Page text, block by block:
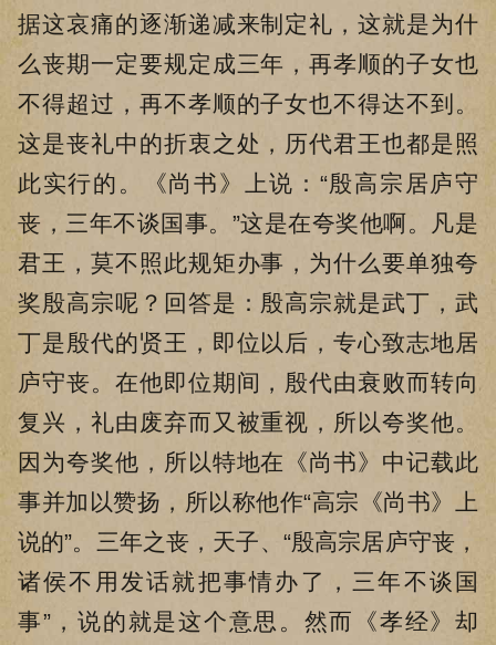
据这哀痛的逐渐递减来制定礼，这就是为什
么丧期一定要规定成三年，再孝顺的子女也
不得超过，再不孝顺的子女也不得达不到。
这是丧礼中的折衷之处，历代君王也都是照
此实行的。《尚书》上说：“殷高宗居庐守
丧，三年不谈国事。”这是在夸奖他啊。凡是
君王，莫不照此规矩办事，为什么要单独夸
奖殷高宗呢？回答是：殷高宗就是武丁，武
丁是殷代的贤王，即位以后，专心致志地居
庐守丧。在他即位期间，殷代由衰败而转向
复兴，礼由废弃而又被重视，所以夸奖他。
因为夸奖他，所以特地在《尚书》中记载此
事并加以赞扬，所以称他作“高宗《尚书》上
说的”。三年之丧，天子、“殷高宗居庐守丧，
诸侯不用发话就把事情办了，三年不谈国
事”，说的就是这个意思。然而《孝经》却